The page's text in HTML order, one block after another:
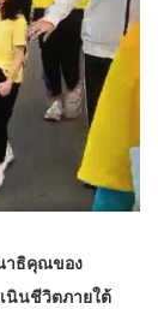
าธิคุณของ
นินชีวิตภายใต้